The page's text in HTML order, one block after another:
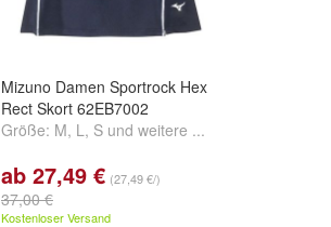
Mizuno Damen Sportrock Hex
Rect Skort 62EB7002
Größe: M, L, S und weitere ...
ab 27,49 € (27,49 €/)
37,00 €
Kostenloser Versand